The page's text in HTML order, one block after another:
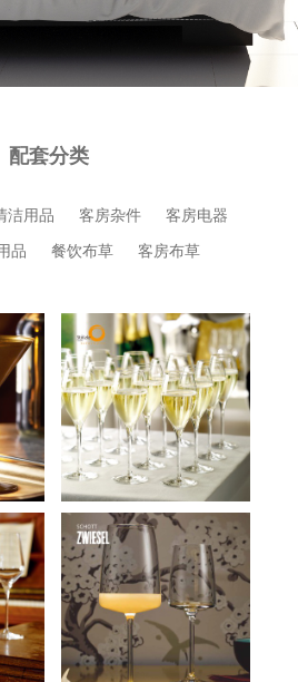
配套分类
洁用品 客房杂件
客房电器
品 餐饮布草 客房布草